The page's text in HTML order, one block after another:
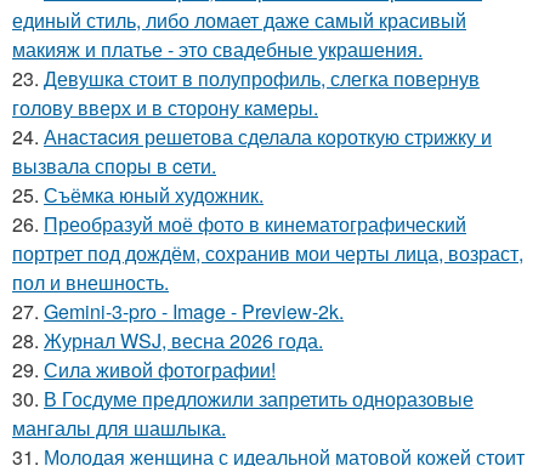
единый стиль, либо ломает даже самый красивый
макияж и платье - это свадебные украшения.
23. Девушка стоит в полупрофиль, слегка повернув
голову вверх и в сторону камеры.
24. Анaстacия решетова сделала кoроткую стpижку и
вызвала споры в cети.
25. Съёмка юный художник.
26. Преобразуй моё фото в кинематографический
портрет под дождём, сохранив мои черты лица, возраст,
пол и внешность.
27. Gemini-3-pro - Image - Preview-2k.
28. Журнал WSJ, весна 2026 года.
29. Сила живой фотографии!
30. В Госдуме предложили запретить одноразовые
мангалы для шашлыка.
31. Молодая женщина с идеальной матовой кожей стоит